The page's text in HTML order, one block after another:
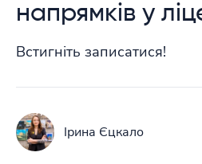
напрямків у
Встигніть записатися!
Ірина Єцкало